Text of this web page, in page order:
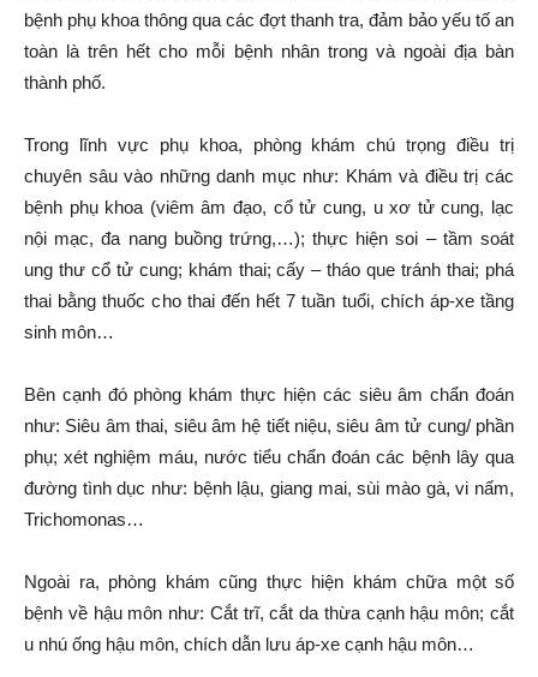
bệnh phụ khoa thông qua các đợt thanh tra, đảm bảo yếu tố an
toàn là trên hết cho mỗi bệnh nhân trong và ngoài địa bàn
thành phố.
Trong lĩnh vực phụ khoa, phòng khám chú trọng điều trị
chuyên sâu vào những danh mục như: Khám và điều trị các
bệnh phụ khoa (viêm âm đạo, cổ tử cung, u xơ tử cung, lạc
nội mạc, đa nang buồng trứng,…); thực hiện soi – tầm soát
ung thư cổ tử cung; khám thai; cấy – tháo que tránh thai; phá
thai bằng thuốc cho thai đến hết 7 tuần tuổi, chích áp-xe tầng
sinh môn…
Bên cạnh đó phòng khám thực hiện các siêu âm chẩn đoán
như: Siêu âm thai, siêu âm hệ tiết niệu, siêu âm tử cung/ phần
phụ; xét nghiệm máu, nước tiểu chẩn đoán các bệnh lây qua
đường tình dục như: bệnh lậu, giang mai, sùi mào gà, vi nấm,
Trichomonas…
Ngoài ra, phòng khám cũng thực hiện khám chữa một số
bệnh về hậu môn như: Cắt trĩ, cắt da thừa cạnh hậu môn; cắt
u nhú ống hậu môn, chích dẫn lưu áp-xe cạnh hậu môn…